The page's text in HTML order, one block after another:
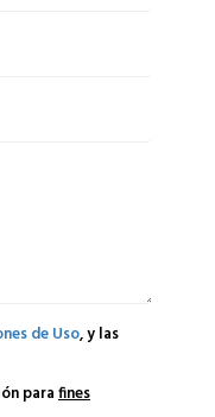
de Uso, y las
parafines